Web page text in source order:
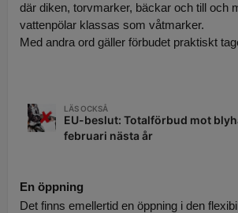
där diken, torvmarker, bäckar och till och
vattenpölar klassas som våtmarker.
Med andra ord gäller förbudet praktiskt
En öppning
Det finns emellertid en öppning i den